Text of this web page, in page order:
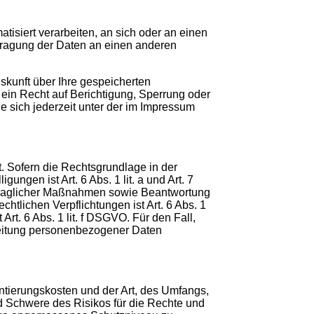
verarbeiten, an sich oder an einen
der Daten an einen anderen
über Ihre gespeicherten
Recht auf Berichtigung, Sperrung oder
sich jederzeit unter der im Impressum
Sofern die Rechtsgrundlage in der
ist Art. 6 Abs. 1 lit. a und Art. 7
Maßnahmen sowie Beantwortung
Verpflichtungen ist Art. 6 Abs. 1
6 Abs. 1 lit. f DSGVO. Für den Fall,
personenbezogener Daten
und der Art, des Umfangs,
des Risikos für die Rechte und